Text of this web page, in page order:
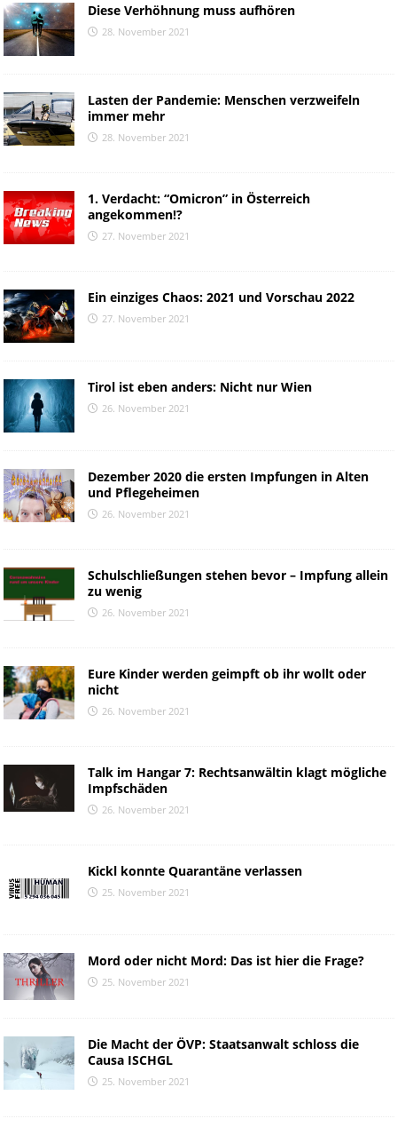
Diese Verhöhnung muss aufhören
28. November 2021
Lasten der Pandemie: Menschen verzweifeln
immer mehr
28. November 2021
1. Verdacht: “Omicron” in Österreich
angekommen!?
27. November 2021
Ein einziges Chaos: 2021 und Vorschau 2022
27. November 2021
Tirol ist eben anders: Nicht nur Wien
26. November 2021
Dezember 2020 die ersten Impfungen in Alten
und Pflegeheimen
26. November 2021
Schulschließungen stehen bevor – Impfung allein
zu wenig
26. November 2021
Eure Kinder werden geimpft ob ihr wollt oder
nicht
26. November 2021
Talk im Hangar 7: Rechtsanwältin klagt mögliche
Impfschäden
26. November 2021
Kickl konnte Quarantäne verlassen
25. November 2021
Mord oder nicht Mord: Das ist hier die Frage?
25. November 2021
Die Macht der ÖVP: Staatsanwalt schloss die
Causa ISCHGL
25. November 2021